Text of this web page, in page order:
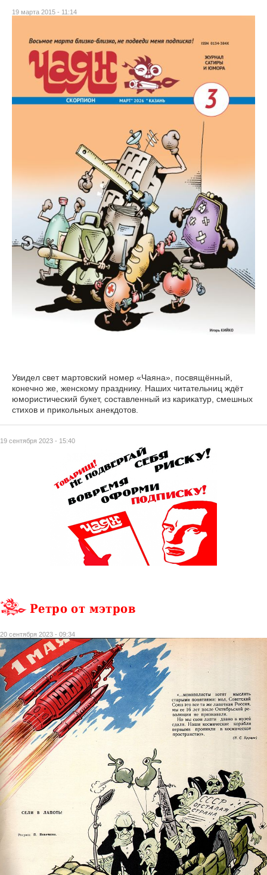
19 сентября 2023 - 15:40
19 марта 2015 - 11:14
Увидел свет мартовский номер «Чаяна», посвящённый,
конечно же, женскому празднику. Наших читательниц ждёт
юмористический букет, составленный из карикатур, смешных
стихов и прикольных анекдотов.
Ретро от мэтров
20 сентября 2023 - 09:34